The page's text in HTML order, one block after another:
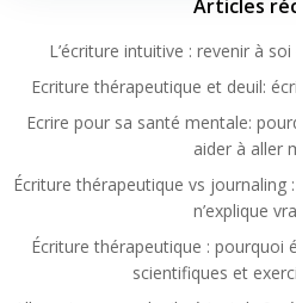
Articles
L’écriture intuitive : revenir à
Ecriture thérapeutique et deuil:
Ecrire pour sa santé mentale:
aider à aller
Écriture thérapeutique vs journaling
n’explique
Écriture thérapeutique : pourquoi
scientifiques et